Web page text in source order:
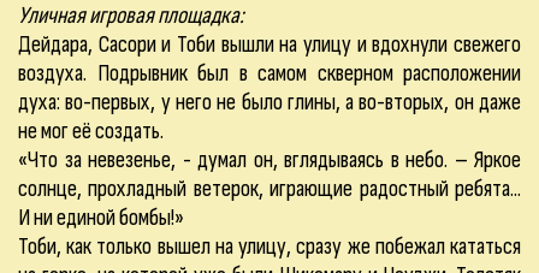
Уличная игровая площадка:
Дейдара, Сасори и Тоби вышли на улицу и вдохнули свежего
воздуха. Подрывник был в самом скверном расположении
духа: во-первых, у него не было глины, а во-вторых, он даже
не мог её создать.
«Что за невезенье, - думал он, вглядываясь в небо. – Яркое
солнце, прохладный ветерок, играющие радостный ребята...
И ни единой бомбы!»
Тоби, как только вышел на улицу, сразу же побежал кататься